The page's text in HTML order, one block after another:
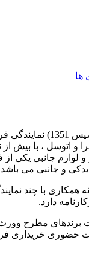
ها
فروشگاه منصور (
و اتوسل ، با بیش از
و لوازم جانبی یکی
یدکی و جانبی می
همکاری با چند
دارد.
برندهای مطرح
حضوری خریداری